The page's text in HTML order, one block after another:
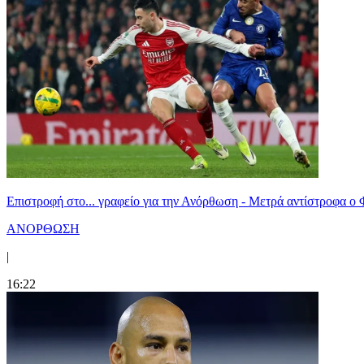
Επιστροφή στο... γραφείο για την Ανόρθωση - Μετρά αντίστροφα ο
ΑΝΟΡΘΩΣΗ
|
16:22